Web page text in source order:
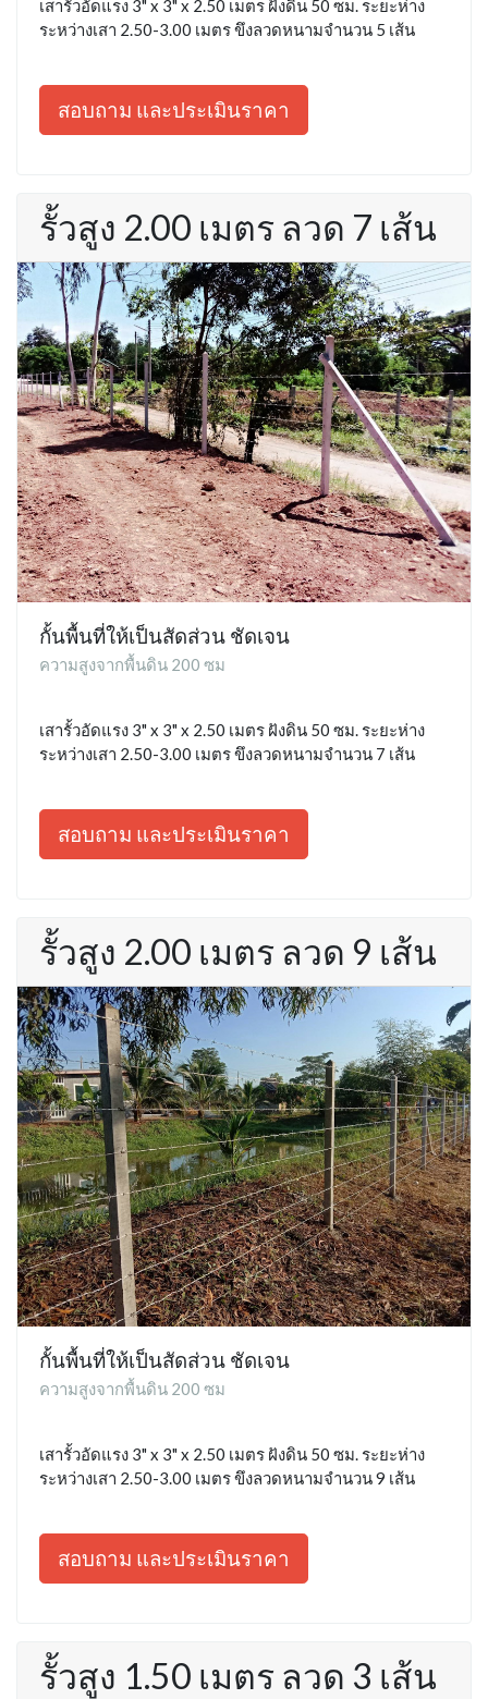
เสารั้วอัดแรง 3" x 3" x 2.50 เมตร ฝังดิน 50 ซม. ระยะห่าง
ระหว่างเสา 2.50-3.00 เมตร ขึงลวดหนามจำนวน 5 เส้น
สอบถาม และประเมินราคา
รั้วสูง 2.00 เมตร ลวด 7 เส้น
กั้นพื้นที่ให้เป็นสัดส่วน ชัดเจน
ความสูงจากพื้นดิน 200 ซม
เสารั้วอัดแรง 3" x 3" x 2.50 เมตร ฝังดิน 50 ซม. ระยะห่าง
ระหว่างเสา 2.50-3.00 เมตร ขึงลวดหนามจำนวน 7 เส้น
สอบถาม และประเมินราคา
รั้วสูง 2.00 เมตร ลวด 9 เส้น
กั้นพื้นที่ให้เป็นสัดส่วน ชัดเจน
ความสูงจากพื้นดิน 200 ซม
เสารั้วอัดแรง 3" x 3" x 2.50 เมตร ฝังดิน 50 ซม. ระยะห่าง
ระหว่างเสา 2.50-3.00 เมตร ขึงลวดหนามจำนวน 9 เส้น
สอบถาม และประเมินราคา
รั้วสูง 1.50 เมตร ลวด 3 เส้น